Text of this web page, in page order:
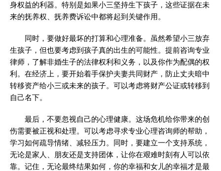
身权益的利器。特别是如果小三坚持生下孩子，这些证据在未
来的抚养权、抚养费诉讼中都将起到关键作用。
同时，要做好最坏的打算和心理准备。虽然希望小三放弃
生孩子，但也要考虑到孩子真的出生的可能性。提前咨询专业
律师，了解非婚生子的法律权利和义务，以及你作为配偶的权
利。在经济上，要开始着手保护夫妻共同财产，防止丈夫暗中
转移资产给小三或未来的孩子。可以考虑将财产公证或转移到
自己名下。
最后，不要忽视自己的心理健康。这场危机给你带来的创
伤需要被正视和处理。可以考虑寻求专业心理咨询师的帮助，
学习如何疏导情绪、减轻压力。同时，要建立一个支持系统，
无论是家人、朋友还是支持团体，让你在艰难时刻有人可以依
靠。记住，无论最终结果如何，你的幸福和女儿的幸福才是最